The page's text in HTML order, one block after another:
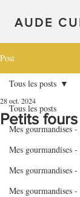
AUDE
Post
Tous les posts
Mes gourmandises
Mes gourmandises
Mes gourmandises -
Mes gourmandises
Tous les posts
Petits
28 oct. 2024